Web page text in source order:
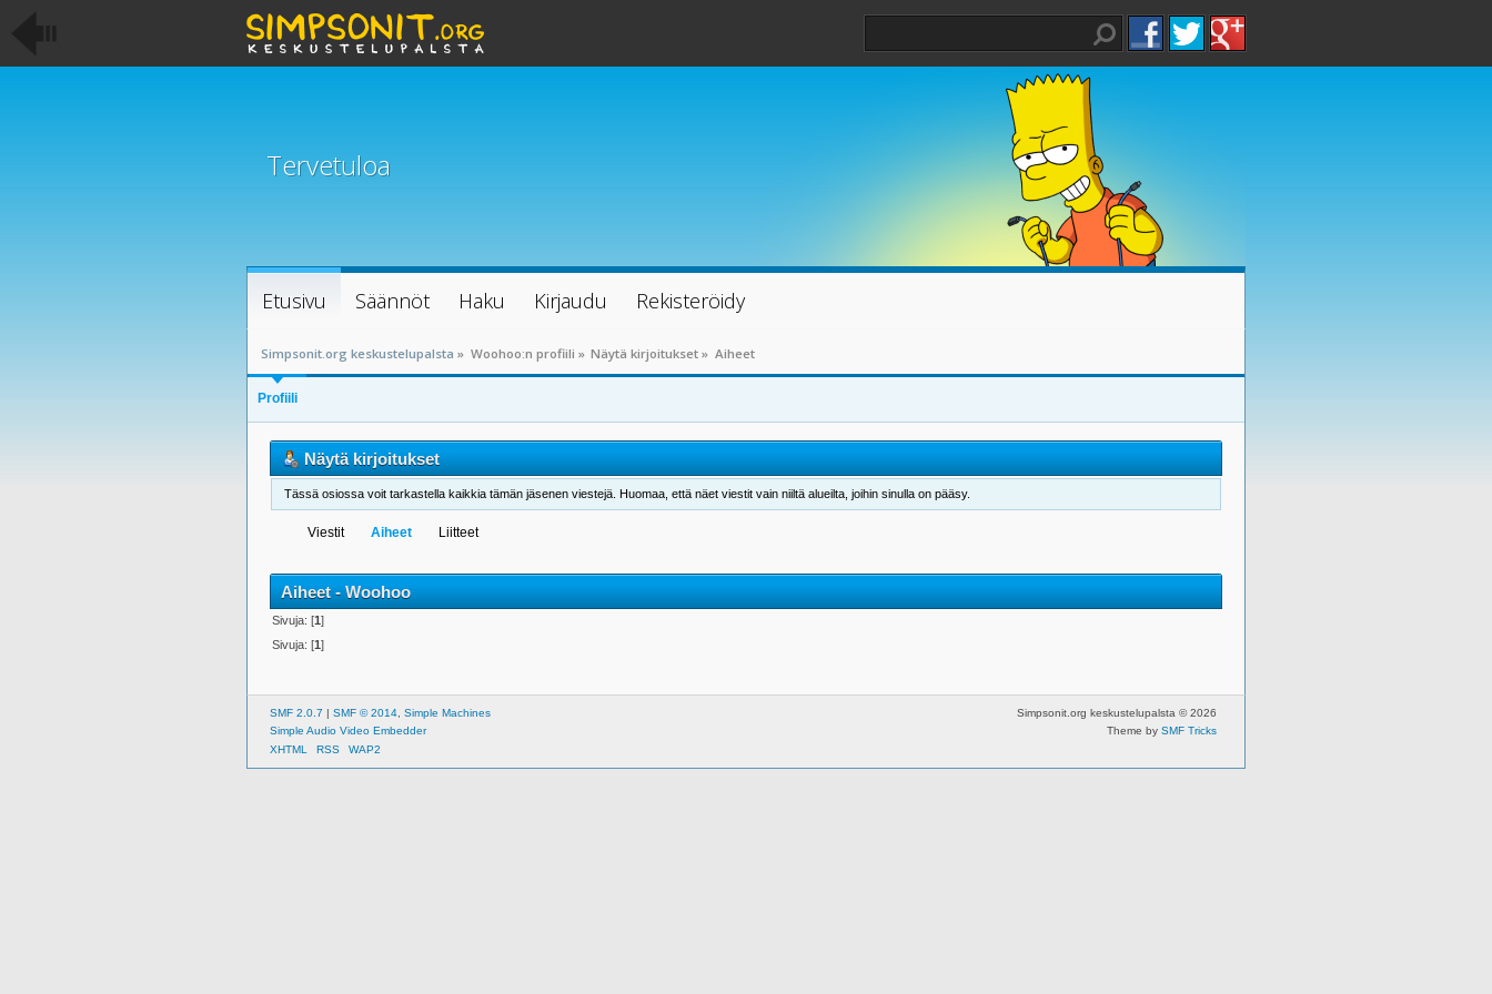
Tervetuloa
Etusivu Säännöt Haku Kirjaudu Rekisteröidy
Simpsonit.org keskustelupalsta » Woohoo:n profiili » Näytä kirjoitukset » Aiheet
Profiili
Näytä kirjoitukset
Tässä osiossa voit tarkastella kaikkia tämän jäsenen viestejä. Huomaa, että näet viestit vain niiltä alueilta, joihin sinulla on pääsy.
Viestit Aiheet Liitteet
Aiheet - Woohoo
Sivuja: [1]
Sivuja: [1]
Simpsonit.org keskustelupalsta © 2026
Theme by SMF Tricks
SMF 2.0.7 | SMF © 2014 Simple Machines
Simple Audio Video Embedder
XHTML
RSS WAP2